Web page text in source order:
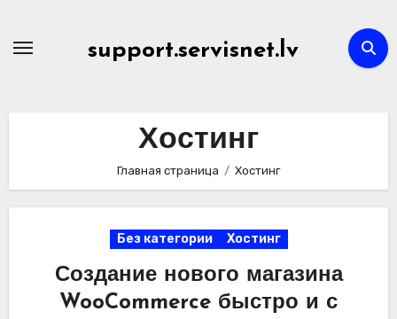
содержимомуsupport.servisnet.lv
Хостинг
Главная страница Хостинг
Без категории Хостинг
Создание нового магазина
WooCommerce быстро и с